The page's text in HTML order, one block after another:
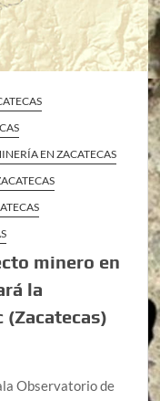
EN ZACATECAS
minero en
la
Observatorio de